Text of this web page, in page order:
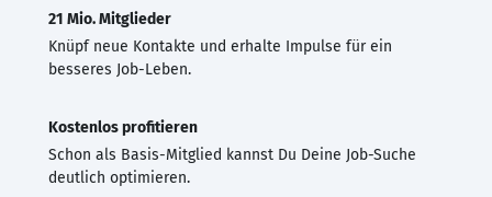
21 Mio. Mitglieder
Knüpf neue Kontakte und erhalte Impulse für ein
besseres Job-Leben.
Kostenlos profitieren
Schon als Basis-Mitglied kannst Du Deine Job-Suche
deutlich optimieren.